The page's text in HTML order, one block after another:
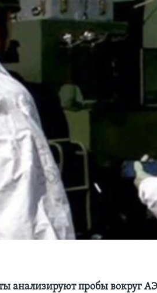
анализируют пробы вокруг